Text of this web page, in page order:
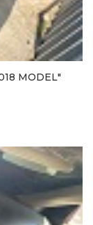
MODEL"